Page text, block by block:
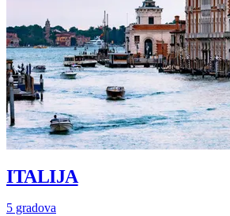
ITALIJA
5 gradova